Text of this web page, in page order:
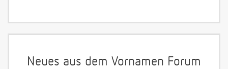
Neues aus dem Vornamen Forum